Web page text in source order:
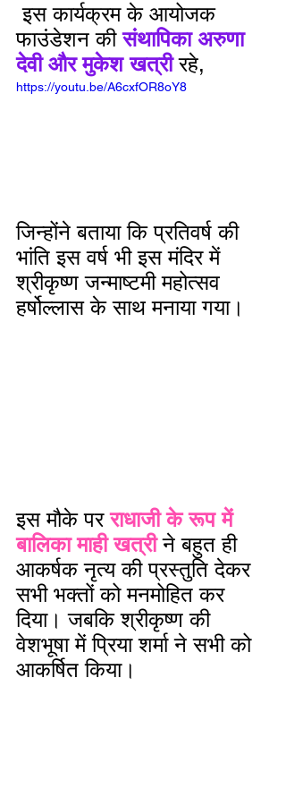
इस कार्यक्रम के आयोजक
फाउंडेशन की संथापिका अरुणा
देवी और मुकेश खत्री रहे,
https://youtu.be/A6cxfOR8oY8
जिन्होंने बताया कि प्रतिवर्ष की
भांति इस वर्ष भी इस मंदिर में
श्रीकृष्ण जन्माष्टमी महोत्सव
हर्षोल्लास के साथ मनाया गया।
इस मौके पर राधाजी के रूप में
बालिका माही खत्री ने बहुत ही
आकर्षक नृत्य की प्रस्तुति देकर
सभी भक्तों को मनमोहित कर
दिया। जबकि श्रीकृष्ण की
वेशभूषा में प्रिया शर्मा ने सभी को
आकर्षित किया।